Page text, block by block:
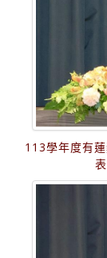
113學年度有